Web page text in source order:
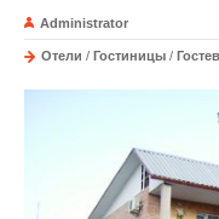
Administrator
Отели / Гостиницы /